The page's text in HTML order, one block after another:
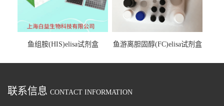
鱼组胺(HIS)elisa试剂盒 鱼游离胆固醇(FC)elisa试剂盒
联系信息 CONTACT INFORMATION